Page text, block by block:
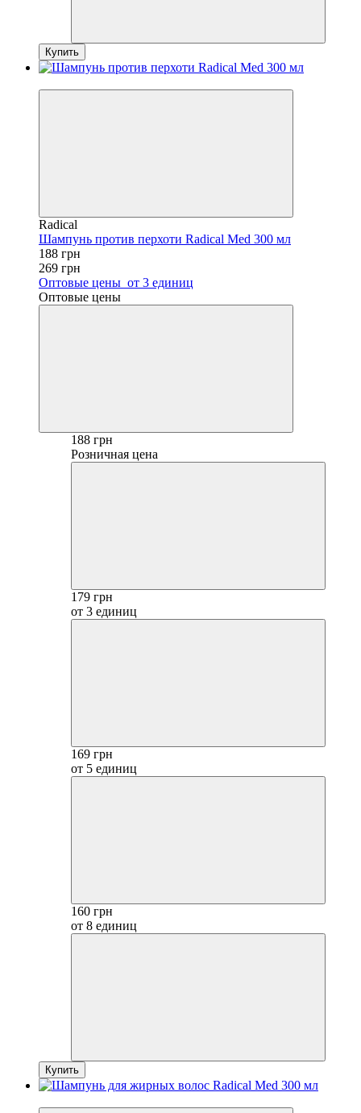
Купить
Radical
Шампунь против перхоти Radical Med 300 мл
188 грн
269 грн
Оптовые цены от 3 единиц
Оптовые цены
188 грн
Розничная цена
179 грн
от 3 единиц
169 грн
от 5 единиц
160 грн
от 8 единиц
Купить